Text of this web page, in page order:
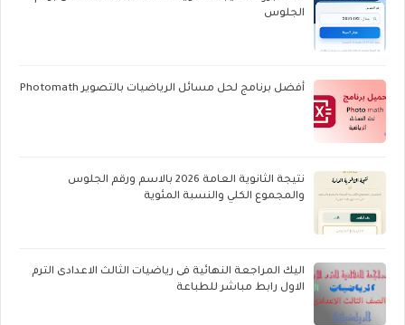
الجلوس
أفضل برنامج لحل مسائل الرياضيات بالتصوير Photomath
نتيجة الثانوية العامة 2026 بالاسم ورقم الجلوس
والمجموع الكلي والنسبة المئوية
اليك المراجعة النهائية فى رياضيات الثالث الاعدادى الترم
الاول رابط مباشر للطباعة